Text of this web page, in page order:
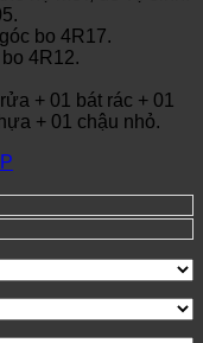
bo 4R17.
4R12.
+ 01 bát rác + 01
+ 01 chậu nhỏ.